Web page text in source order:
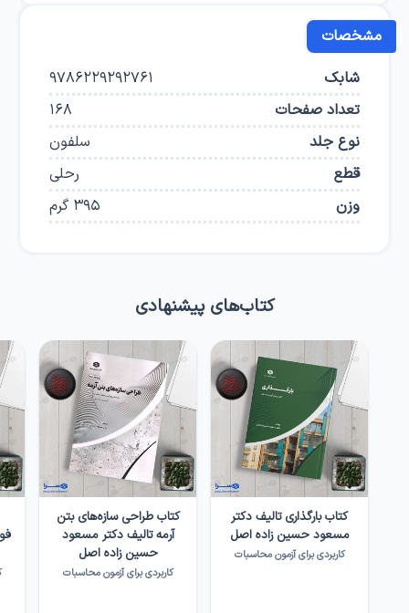
مشخصات
شابک
9786229292761
تعداد صفحات
168
نوع جلد
سلفون
قطع
رحلی
وزن
395 گرم
کتاب‌های پیشنهادی
کتاب بارگذاری تالیف دکتر
مسعود حسین زاده اصل
کاربردی برای آزمون محاسبات
کتاب طراحی سازه‌‌های بتن
آرمه تالیف دکتر مسعود
حسین زاده اصل
کاربردی برای آزمون محاسبات